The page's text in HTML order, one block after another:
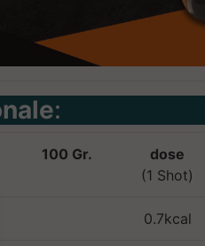
:
100 Gr.
dose
(1 Shot)
0.7kcal